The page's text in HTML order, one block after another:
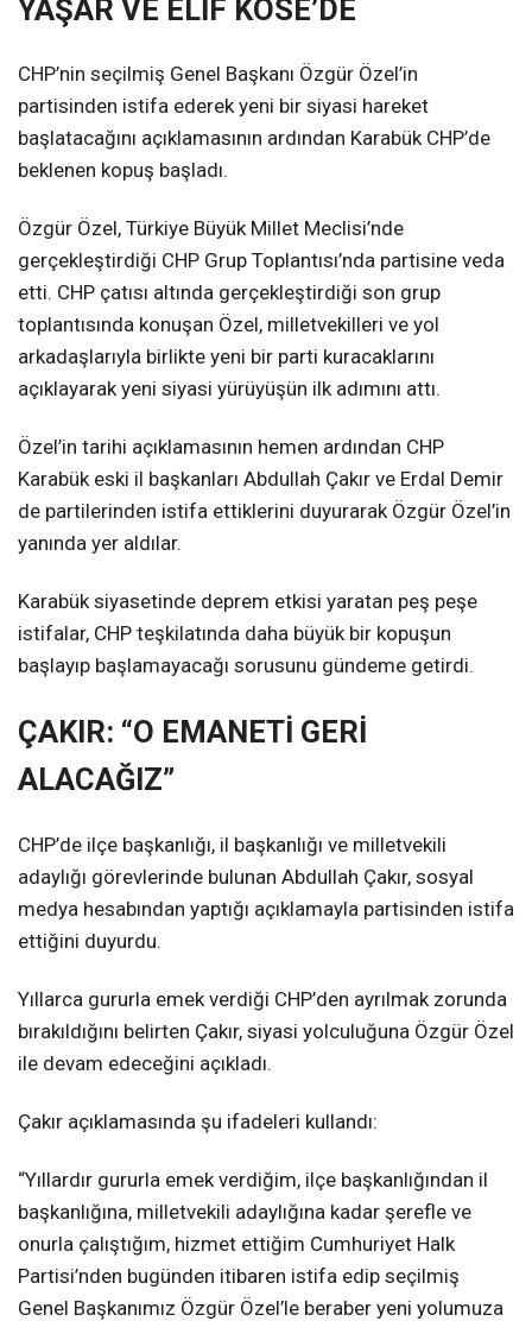
YAŞAR VE ELİF KÖSE’DE
CHP’nin seçilmiş Genel Başkanı Özgür Özel’in
partisinden istifa ederek yeni bir siyasi hareket
başlatacağını açıklamasının ardından Karabük CHP’de
beklenen kopuş başladı.
Özgür Özel, Türkiye Büyük Millet Meclisi’nde
gerçekleştirdiği CHP Grup Toplantısı’nda partisine veda
etti. CHP çatısı altında gerçekleştirdiği son grup
toplantısında konuşan Özel, milletvekilleri ve yol
arkadaşlarıyla birlikte yeni bir parti kuracaklarını
açıklayarak yeni siyasi yürüyüşün ilk adımını attı.
Özel’in tarihi açıklamasının hemen ardından CHP
Karabük eski il başkanları Abdullah Çakır ve Erdal Demir
de partilerinden istifa ettiklerini duyurarak Özgür Özel’in
yanında yer aldılar.
Karabük siyasetinde deprem etkisi yaratan peş peşe
istifalar, CHP teşkilatında daha büyük bir kopuşun
başlayıp başlamayacağı sorusunu gündeme getirdi.
ÇAKIR: “O EMANETİ GERİ
ALACAĞIZ”
CHP’de ilçe başkanlığı, il başkanlığı ve milletvekili
adaylığı görevlerinde bulunan Abdullah Çakır, sosyal
medya hesabından yaptığı açıklamayla partisinden istifa
ettiğini duyurdu.
Yıllarca gururla emek verdiği CHP’den ayrılmak zorunda
bırakıldığını belirten Çakır, siyasi yolculuğuna Özgür Özel
ile devam edeceğini açıkladı.
Çakır açıklamasında şu ifadeleri kullandı:
“Yıllardır gururla emek verdiğim, ilçe başkanlığından il
başkanlığına, milletvekili adaylığına kadar şerefle ve
onurla çalıştığım, hizmet ettiğim Cumhuriyet Halk
Partisi’nden bugünden itibaren istifa edip seçilmiş
Genel Başkanımız Özgür Özel’le beraber yeni yolumuza